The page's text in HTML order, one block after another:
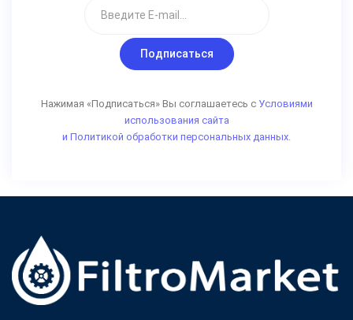
Подписаться
Нажимая «Подписаться» Вы соглашаетесь с Условиями
использования сайта
и Политикой обработки персональных данных.